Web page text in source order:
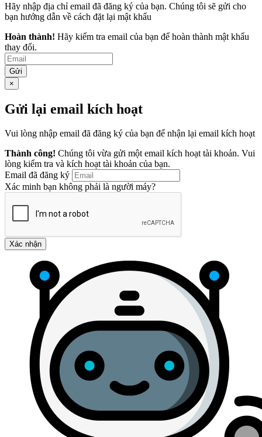
Hãy nhập địa chỉ email đã đăng ký của bạn. Chúng tôi sẽ gửi cho
bạn hướng dẫn về cách đặt lại mật khẩu
Hoàn thành! Hãy kiểm tra email của bạn để hoàn thành mật khẩu
thay đổi.
Gửi
×
Gửi lại email kích hoạt
Vui lòng nhập email đã đăng ký của bạn để nhận lại email kích hoạt
Thành công! Chúng tôi vừa gửi một email kích hoạt tài khoản. Vui
lòng kiểm tra và kích hoạt tài khoản của bạn.
Email đã đăng ký
Xác minh bạn không phải là người máy?
Xác nhận